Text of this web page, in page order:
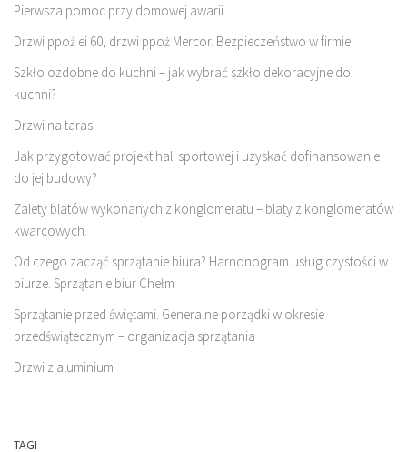
Pierwsza pomoc przy domowej awarii
Drzwi ppoż ei 60, drzwi ppoż Mercor. Bezpieczeństwo w firmie.
Szkło ozdobne do kuchni – jak wybrać szkło dekoracyjne do
kuchni?
Drzwi na taras
Jak przygotować projekt hali sportowej i uzyskać dofinansowanie
do jej budowy?
Zalety blatów wykonanych z konglomeratu – blaty z konglomeratów
kwarcowych.
Od czego zacząć sprzątanie biura? Harnonogram usług czystości w
biurze. Sprzątanie biur Chełm
Sprzątanie przed świętami. Generalne porządki w okresie
przedświątecznym – organizacja sprzątania
Drzwi z aluminium
TAGI